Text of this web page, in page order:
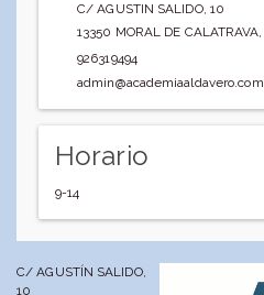
C/ AGUSTIN SALIDO, 10
13350 MORAL DE CALATRAVA,
926319494
admin@academiaaldavero.com
Horario
9-14
C/ AGUSTÍN SALIDO,
10